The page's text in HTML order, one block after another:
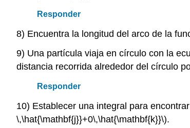
Responder
8) Encuentra la longitud del arco de la
9) Una partícula viaja en círculo con la
distancia recorrida alrededor del círculo
Responder
10) Establecer una integral para
\,\hat{\mathbf{j}}+0\,\hat{\mathbf{k}}\).